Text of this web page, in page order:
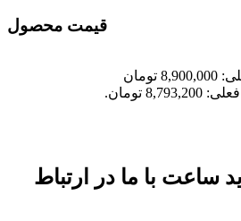
قیمت محصول
قیمت اصلی: 8,900,000 تومان
تومان.
ساعت با ما در ارتباط